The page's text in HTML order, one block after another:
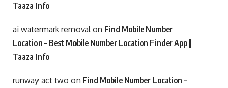
Taaza Info
ai watermark removalon Find Mobile Number
Location – Best Mobile Number Location Finder App |
Taaza Info
runway act two on Find Mobile Number Location –